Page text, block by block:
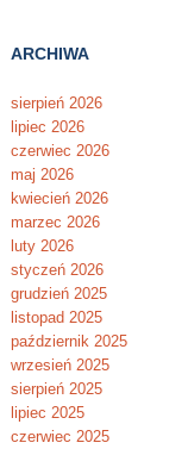
ARCHIWA
sierpień 2026
lipiec 2026
czerwiec 2026
maj 2026
kwiecień 2026
marzec 2026
luty 2026
styczeń 2026
grudzień 2025
listopad 2025
październik 2025
wrzesień 2025
sierpień 2025
lipiec 2025
czerwiec 2025